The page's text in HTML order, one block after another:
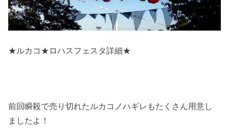
★ルカコ★ロハスフェスタ詳細★
前回瞬殺で売り切れたルカコノハギレもたくさん用意し
ましたよ！